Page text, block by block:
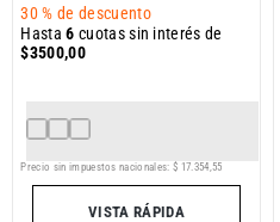
30 % de descuento
Hasta6 cuotas sin interés de
$3500,00
Precio sin impuestos nacionales: $ 17 354 55
VISTA RÁPIDA